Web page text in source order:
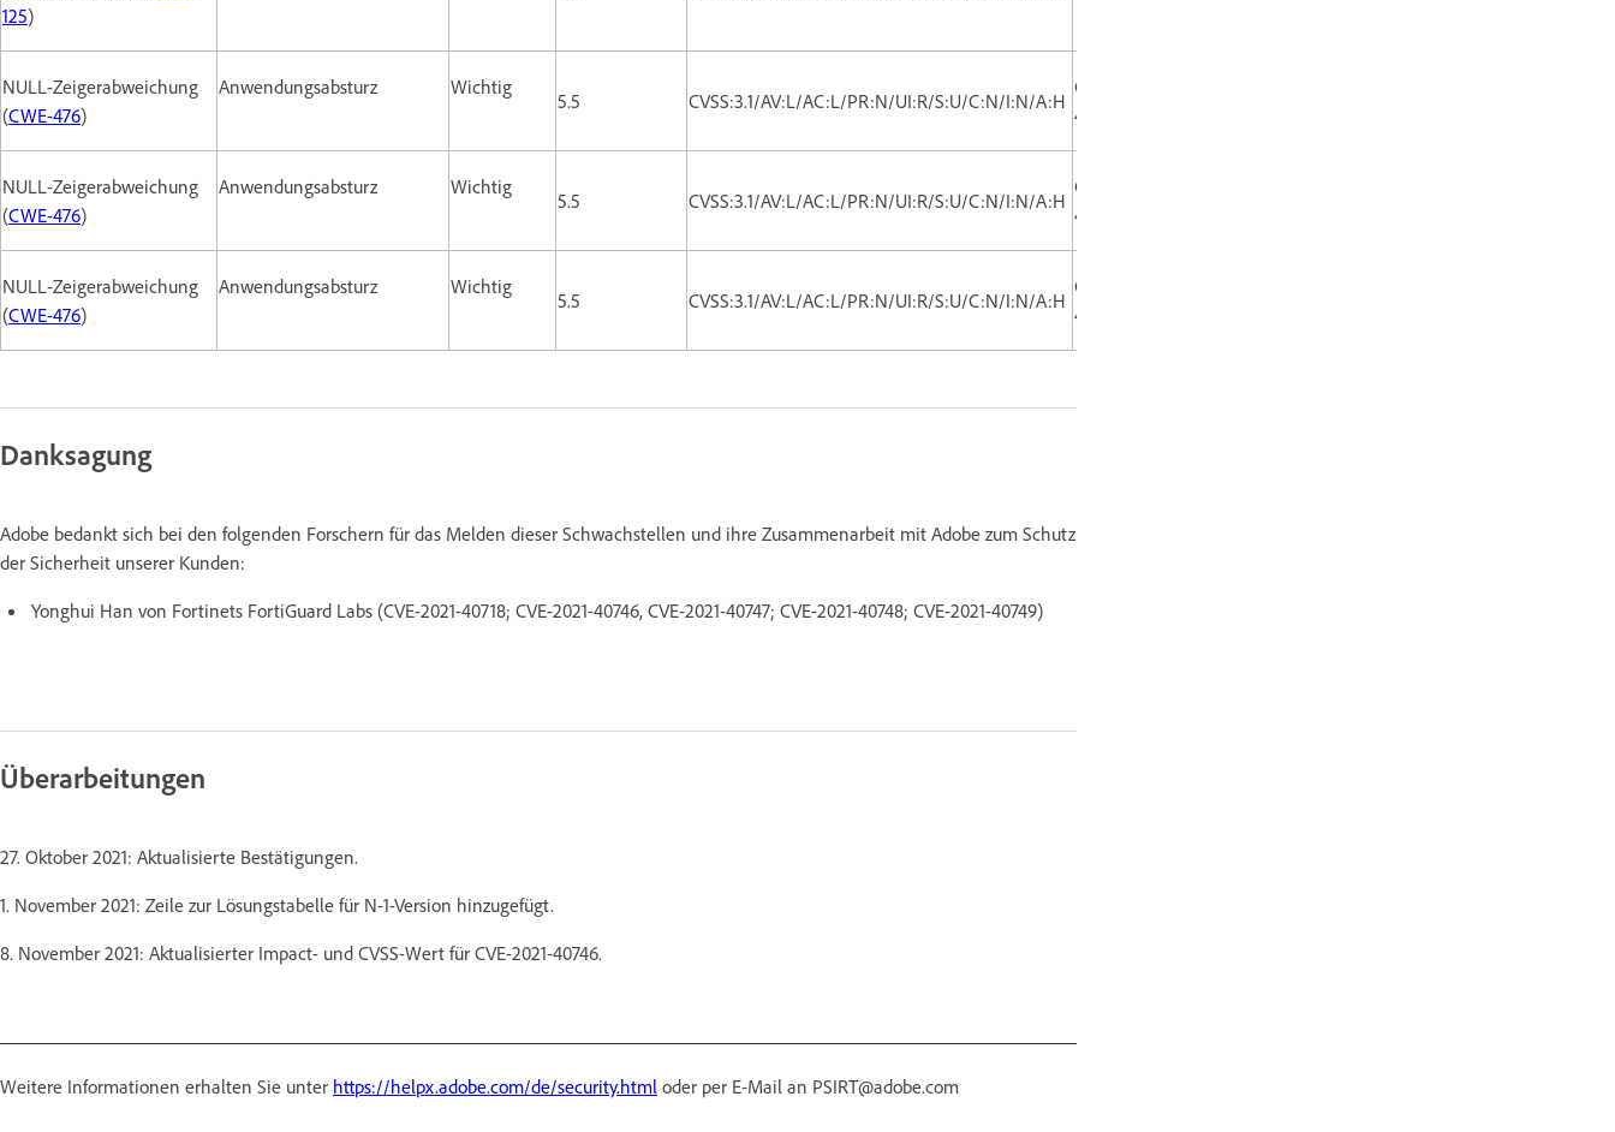
125)
NULL-Zeigerabweichung
(CWE-476)
Anwendungsabsturz Wichtig
5.5 CVSS:3.1/AV:L/AC:L/PR:N/UI:R/S:U/C:N/I:N/A:H
CVE-2021-
40747
NULL-Zeigerabweichung
(CWE-476)
Anwendungsabsturz Wichtig
5.5 CVSS:3.1/AV:L/AC:L/PR:N/UI:R/S:U/C:N/I:N/A:H
CVE-2021-
40748
NULL-Zeigerabweichung
(CWE-476)
Anwendungsabsturz Wichtig
5.5 CVSS:3.1/AV:L/AC:L/PR:N/UI:R/S:U/C:N/I:N/A:H
CVE-2021-
40749
Danksagung
Adobe bedankt sich bei den folgenden Forschern für das Melden dieser Schwachstellen und ihre Zusammenarbeit mit Adobe zum Schutz
der Sicherheit unserer Kunden:
Yonghui Han von Fortinets FortiGuard Labs (CVE-2021-40718; CVE-2021-40746, CVE-2021-40747; CVE-2021-40748; CVE-2021-40749)
Überarbeitungen
27. Oktober 2021: Aktualisierte Bestätigungen.
1. November 2021: Zeile zur Lösungstabelle für N-1-Version hinzugefügt.
8. November 2021: Aktualisierter Impact- und CVSS-Wert für CVE-2021-40746.
Weitere Informationen erhalten Sie unter https://helpx.adobe.com/de/security.html oder per E-Mail an PSIRT@adobe.com